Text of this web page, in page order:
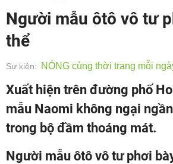
Người mẫu ôtô vô tư
thể
Sự kiện: NÓNG cùng thời trang mỗi
Xuất hiện trên đường phố
mẫu Naomi không ngại
trong bộ đầm thoáng mát.
Người mẫu ôtô vô tư phơi